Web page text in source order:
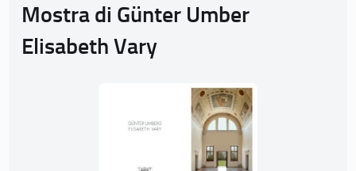
Mostra di Günter Umber
Elisabeth Vary